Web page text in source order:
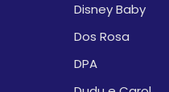
Disney Baby
Dos Rosa
DPA